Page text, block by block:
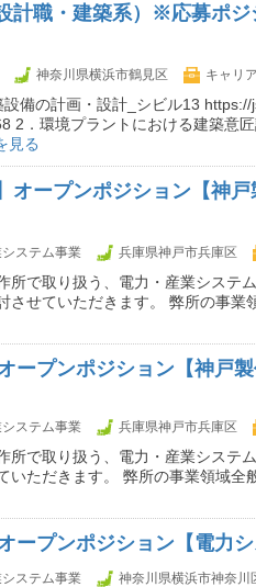
計職・建築系）※応募ポ
神奈川県横浜市鶴見区 キャリ
備の計画・設計_シビル13
2．環境プラントにおける建築意
見る
オープンポジション【神
ステム事業 兵庫県神戸市兵庫区
所で取り扱う、電力・産業システ
させていただきます。 弊所の事業
ープンポジション【神戸
ステム事業 兵庫県神戸市兵庫区
所で取り扱う、電力・産業システ
いただきます。 弊所の事業領域全
ープンポジション【電力シ
ステム事業 神奈川県横浜市神奈川